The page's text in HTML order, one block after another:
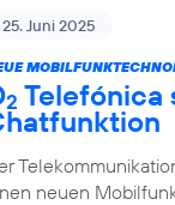
25. Juni 2025
2 Telefónica
neuen